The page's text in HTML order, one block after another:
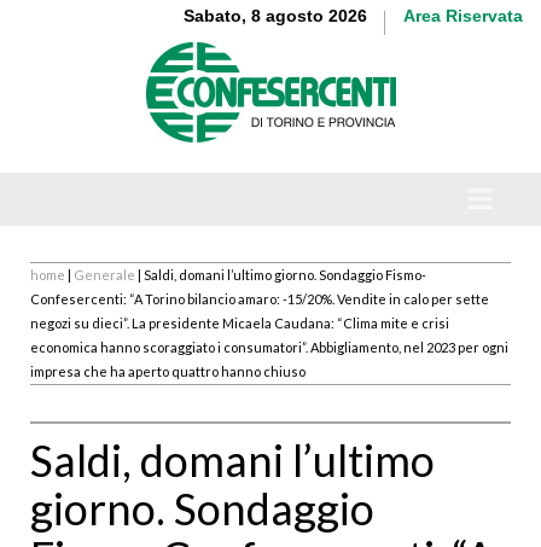
Sabato, 8 agosto 2026 Area Riservata
home | Generale | Saldi, domani l’ultimo giorno. Sondaggio Fismo-
Confesercenti: “A Torino bilancio amaro: -15/20%. Vendite in calo per sette
negozi su dieci”. La presidente Micaela Caudana: “Clima mite e crisi
economica hanno scoraggiato i consumatori”. Abbigliamento, nel 2023 per ogni
impresa che ha aperto quattro hanno chiuso
Saldi, domani l’ultimo
giorno. Sondaggio